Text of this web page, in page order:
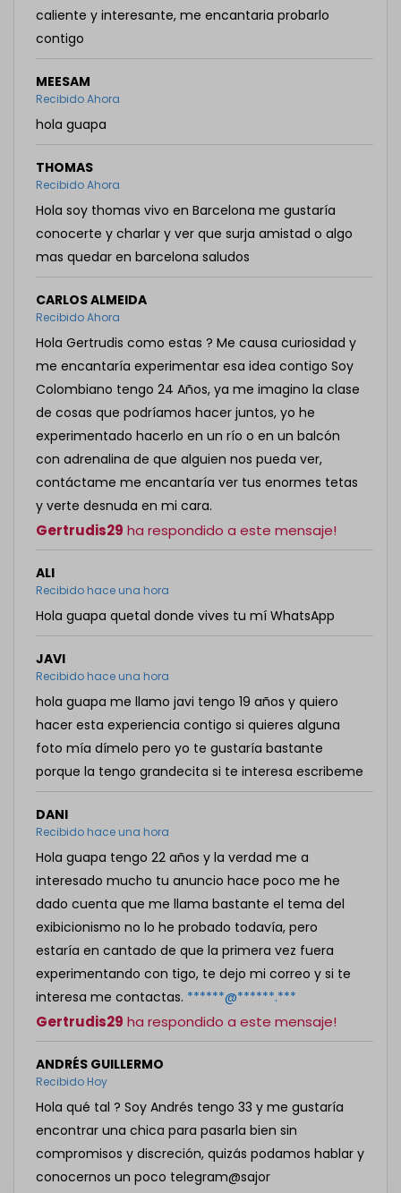
caliente y interesante, me encantaria probarlo
contigo
MEESAM
Recibido Ahora
hola guapa
THOMAS
Recibido Ahora
Hola soy thomas vivo en Barcelona me gustaría
conocerte y charlar y ver que surja amistad o algo
mas quedar en barcelona saludos
CARLOS ALMEIDA
Recibido Ahora
Hola Gertrudis como estas ? Me causa curiosidad y
me encantaría experimentar esa idea contigo Soy
Colombiano tengo 24 Años, ya me imagino la clase
de cosas que podríamos hacer juntos, yo he
experimentado hacerlo en un río o en un balcón
con adrenalina de que alguien nos pueda ver,
contáctame me encantaría ver tus enormes tetas
y verte desnuda en mi cara.
Gertrudis29 ha respondido a este mensaje!
ALI
Recibido hace una hora
Hola guapa quetal donde vives tu mí WhatsApp
JAVI
Recibido hace una hora
hola guapa me llamo javi tengo 19 años y quiero
hacer esta experiencia contigo si quieres alguna
foto mía dímelo pero yo te gustaría bastante
porque la tengo grandecita si te interesa escribeme
DANI
Recibido hace una hora
Hola guapa tengo 22 años y la verdad me a
interesado mucho tu anuncio hace poco me he
dado cuenta que me llama bastante el tema del
exibicionismo no lo he probado todavía, pero
estaría en cantado de que la primera vez fuera
experimentando con tigo, te dejo mi correo y si te
interesa me contactas. ******@******.***
Gertrudis29 ha respondido a este mensaje!
ANDRÉS GUILLERMO
Recibido Hoy
Hola qué tal ? Soy Andrés tengo 33 y me gustaría
encontrar una chica para pasarla bien sin
compromisos y discreción, quizás podamos hablar y
conocernos un poco telegram@sajor